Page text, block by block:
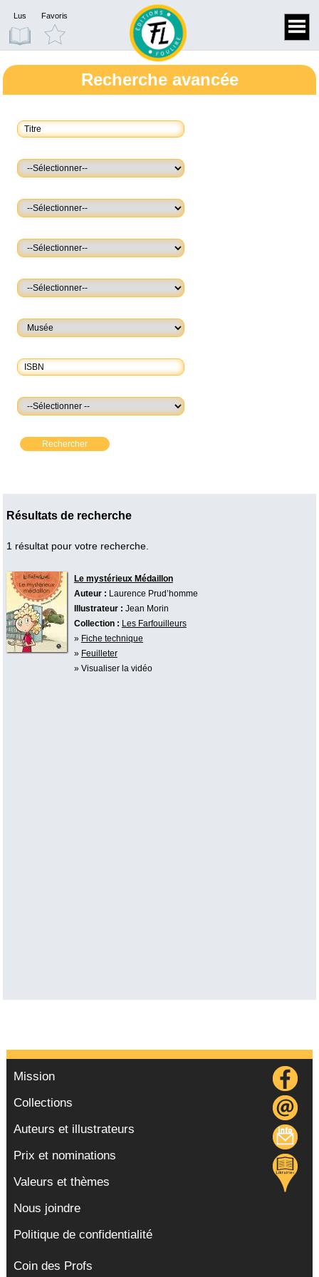
Lus Favoris
Recherche avancée
Rechercher
Résultats de recherche
1 résultat pour votre recherche.
Le mystérieux Médaillon
Auteur : Laurence Prud’homme
Illustrateur : Jean Morin
Collection : Les Farfouilleurs
» Fiche technique
» Feuilleter
» Visualiser la vidéo
Mission
Collections
Auteurs et illustrateurs
Prix et nominations
Valeurs et thèmes
Nous joindre
Politique de confidentialité
Coin des Profs